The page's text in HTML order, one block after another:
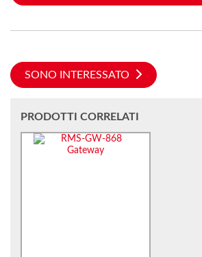
SONO INTERESSATO
PRODOTTI CORRELATI